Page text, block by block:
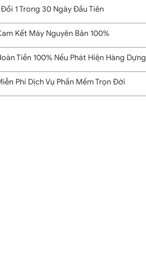
Đổi 1 Trong 30 Ngày Đầu Tiên
Kết Máy Nguyên Bản 100%
Tiền 100% Nếu Phát Hiện Hàng Dựng
Phí Dịch Vụ Phần Mềm Trọn Đời